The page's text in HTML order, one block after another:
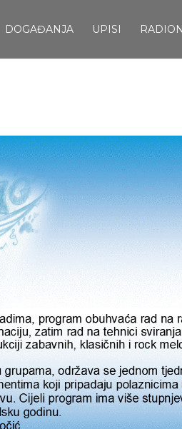
DOGAĐANJA UPISI